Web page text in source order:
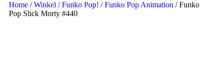
Home /Winkel /Funko Pop! /Funko Pop Animation / Funko
Pop Slick Morty #440